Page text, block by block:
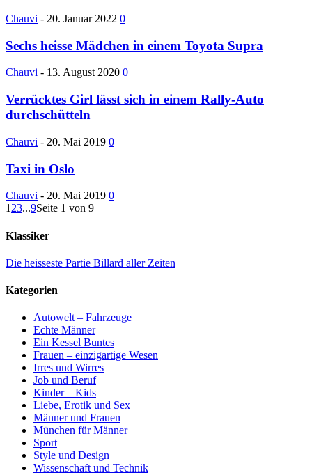
Chauvi - 20. Januar 2022 0
Sechs heisse Mädchen in einem Toyota Supra
Chauvi - 13. August 2020 0
Verrücktes Girl lässt sich in einem Rally-Auto
durchschütteln
Chauvi - 20. Mai 2019 0
Taxi in Oslo
Chauvi - 20. Mai 2019 0
1 23...9Seite 1 von 9
Klassiker
Die heisseste Partie Billard aller Zeiten
Kategorien
Autowelt – Fahrzeuge
Echte Männer
Ein Kessel Buntes
Frauen – einzigartige Wesen
Irres und Wirres
Job und Beruf
Kinder – Kids
Liebe, Erotik und Sex
Männer und Frauen
München für Männer
Sport
Style und Design
Wissenschaft und Technik